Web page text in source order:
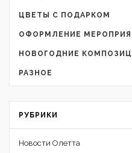
ЦВЕТЫ С ПОДАРКОМ
ОФОРМЛЕНИЕ
НОВОГОДНИЕ
РАЗНОЕ
РУБРИКИ
Новости Олетта